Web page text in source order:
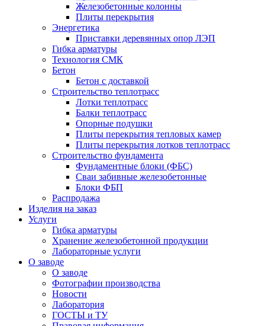
Железобетонные колонны
Плиты перекрытия
Энергетика
Приставки деревянных опор ЛЭП
Гибка арматуры
Технология СМК
Бетон
Бетон с доставкой
Строительство теплотрасс
Лотки теплотрасс
Балки теплотрасс
Опорные подушки
Плиты перекрытия тепловых камер
Плиты перекрытия лотков теплотрасс
Строительство фундамента
Фундаментные блоки (ФБС)
Сваи забивные железобетонные
Блоки ФБП
Распродажа
Изделия на заказ
Услуги
Гибка арматуры
Хранение железобетонной продукции
Лабораторные услуги
О заводе
О заводе
Фотографии производства
Новости
Лаборатория
ГОСТЫ и ТУ